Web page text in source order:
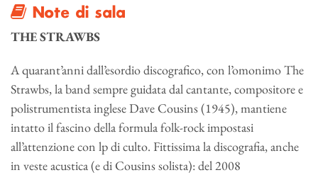
Note di sala
THE STRAWBS
A quarant’anni dall’esordio discografico, con l’omonimo The
Strawbs, la band sempre guidata dal cantante, compositore e
polistrumentista inglese Dave Cousins (1945), mantiene
intatto il fascino della formula folk-rock impostasi
all’attenzione con lp di culto. Fittissima la discografia, anche
in veste acustica (e di Cousins solista): del 2008